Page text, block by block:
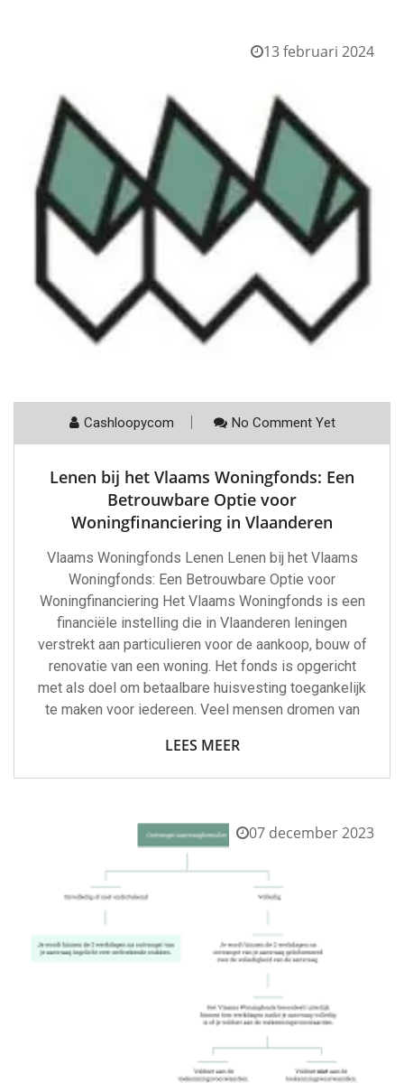
13 februari 2024
Cashloopycom No Comment Yet
Lenen bij het Vlaams Woningfonds: Een
Betrouwbare Optie voor
Woningfinanciering in Vlaanderen
Vlaams Woningfonds Lenen Lenen bij het Vlaams
Woningfonds: Een Betrouwbare Optie voor
Woningfinanciering Het Vlaams Woningfonds is een
financiële instelling die in Vlaanderen leningen
verstrekt aan particulieren voor de aankoop, bouw of
renovatie van een woning. Het fonds is opgericht
met als doel om betaalbare huisvesting toegankelijk
te maken voor iedereen. Veel mensen dromen van
LEES MEER
07 december 2023